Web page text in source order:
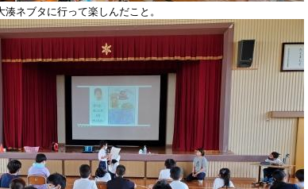
ネブタに行って楽しんだこと。